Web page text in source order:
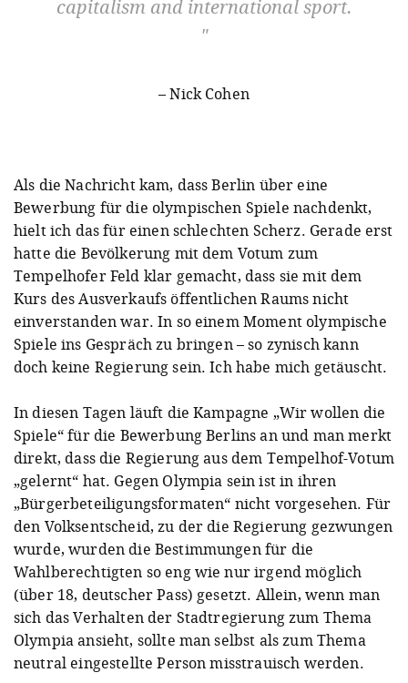
capitalism and international sport.
– Nick Cohen
Als die Nachricht kam, dass Berlin über eine
Bewerbung für die olympischen Spiele nachdenkt,
hielt ich das für einen schlechten Scherz. Gerade erst
hatte die Bevölkerung mit dem Votum zum
Tempelhofer Feld klar gemacht, dass sie mit dem
Kurs des Ausverkaufs öffentlichen Raums nicht
einverstanden war. In so einem Moment olympische
Spiele ins Gespräch zu bringen – so zynisch kann
doch keine Regierung sein. Ich habe mich getäuscht.
In diesen Tagen läuft die Kampagne „Wir wollen die
Spiele“ für die Bewerbung Berlins an und man merkt
direkt, dass die Regierung aus dem Tempelhof-Votum
„gelernt“ hat. Gegen Olympia sein ist in ihren
„Bürgerbeteiligungsformaten“ nicht vorgesehen. Für
den Volksentscheid, zu der die Regierung gezwungen
wurde, wurden die Bestimmungen für die
Wahlberechtigten so eng wie nur irgend möglich
(über 18, deutscher Pass) gesetzt. Allein, wenn man
sich das Verhalten der Stadtregierung zum Thema
Olympia ansieht, sollte man selbst als zum Thema
neutral eingestellte Person misstrauisch werden.